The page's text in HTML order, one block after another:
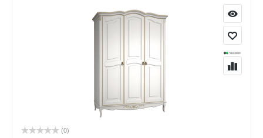
(0)